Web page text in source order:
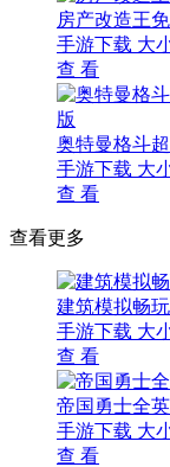
房产改造王
手游下载 大
查 看
奥特曼格斗
手游下载 大
查 看
查看更多
建筑模拟畅
手游下载 大
查 看
帝国勇士全
手游下载 大
查 看